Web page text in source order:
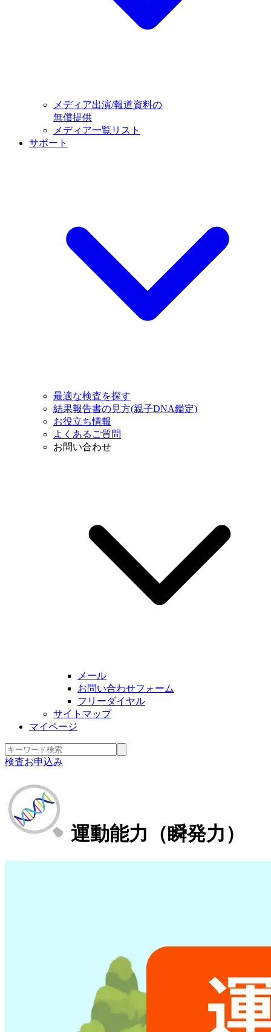
メディア出演/報道資料の
無償提供
メディア一覧リスト
サポート
最適な検査を探す
結果報告書の見方(親子DNA鑑定)
お役立ち情報
よくあるご質問
お問い合わせ
メール
お問い合わせフォーム
フリーダイヤル
サイトマップ
マイページ
検査お申込み
運動能力（瞬発力）